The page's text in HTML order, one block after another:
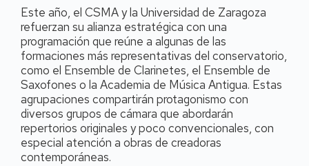
Este año, el CSMA y la Universidad de Zaragoza
refuerzan su alianza estratégica con una
programación que reúne a algunas de las
formaciones más representativas del conservatorio,
como el Ensemble de Clarinetes, el Ensemble de
Saxofones o la Academia de Música Antigua. Estas
agrupaciones compartirán protagonismo con
diversos grupos de cámara que abordarán
repertorios originales y poco convencionales, con
especial atención a obras de creadoras
contemporáneas.